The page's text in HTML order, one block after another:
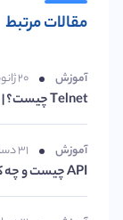
مقالات مرتبط
آموزش ۲۰ ژانویه ۲۰۲۵
Telnet چیست؟ | نحوه فعال سازی آن روی ویندوز
آموزش ۳۱ دسامبر ۲۰۲۴
API چیست و چه کاربردی دارد | به زبان ساده